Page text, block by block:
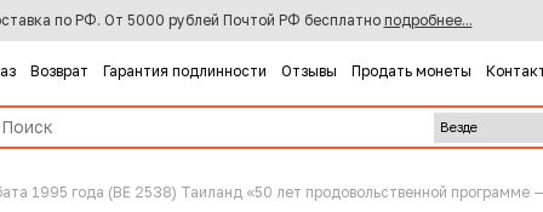
по РФ. От 5000 рублей Почтой РФ бесплатно подробнее...
Возврат Гарантия подлинности Отзывы Продать монеты
1995 года (BE 2538) Таиланд «50 лет продовольственной